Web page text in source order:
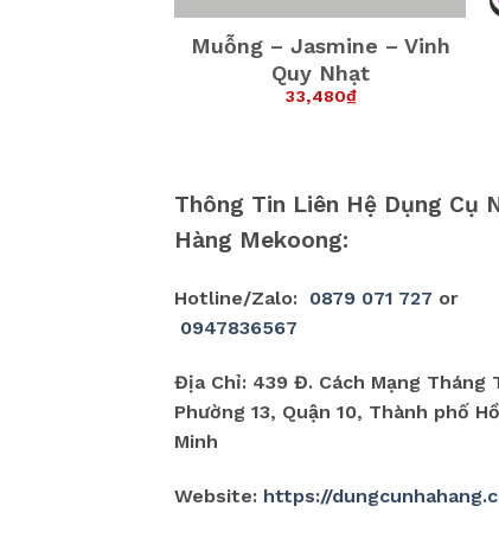
Muỗng – Jasmine – Vinh
Quy Nhạt
33,480₫
Thông Tin Liên Hệ Dụng Cụ
Hàng Mekoong:
Hotline/Zalo: 0879 071 727 or
0947836567
Địa Chỉ: 439 Đ. Cách Mạng Tháng
Phường 13, Quận 10, Thành phố
Minh
Website: https://